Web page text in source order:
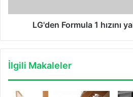
LG'den Formula 1 hızını
İlgili Makaleler